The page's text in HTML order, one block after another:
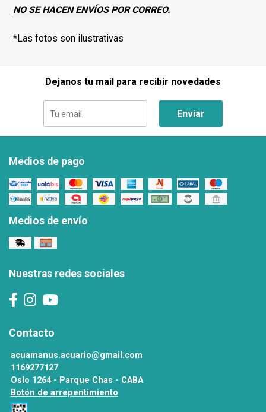
NO SE HACEN ENVÍOS POR CORREO.
*Las fotos son ilustrativas
Dejanos tu mail para recibir novedades
Enviar
Medios de pago
Medios de envío
Nuestras redes sociales
Contacto
acuamanus.acuario@gmail.com
1169277127
Oslo 1264 - Parque Chas - CABA
Botón de arrepentimiento